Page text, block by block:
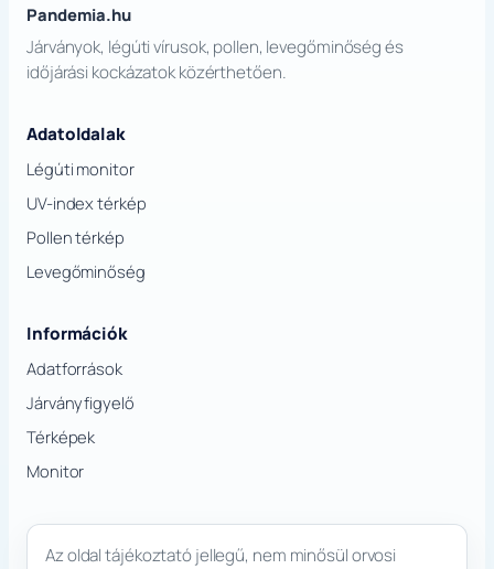
Pandemia.hu
Járványok, légúti vírusok, pollen, levegőminőség és
időjárási kockázatok közérthetően.
Adatoldalak
Légúti monitor
UV-index térkép
Pollen térkép
Levegőminőség
Információk
Adatforrások
Járványfigyelő
Térképek
Monitor
Az oldal tájékoztató jellegű, nem minősül orvosi